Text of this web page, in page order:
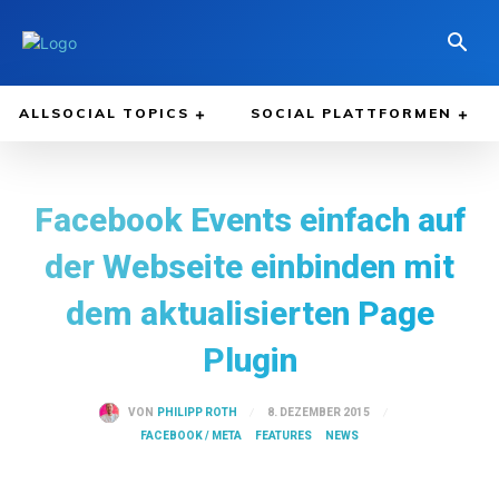
ALLSOCIAL TOPICS SOCIAL PLATTFORMEN
Facebook Events einfach auf
der Webseite einbinden mit
dem aktualisierten Page
Plugin
VON PHILIPP ROTH
8. DEZEMBER 2015
FACEBOOK / META
FEATURES NEWS